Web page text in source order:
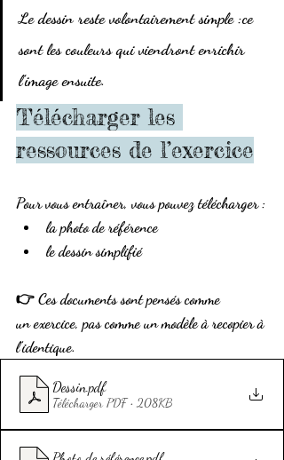
Le dessin reste volontairement simple :ce
sont les couleurs qui viendront enrichir
l’image ensuite.
Télécharger les
ressources de l’exercice
Pour vous entraîner, vous pouvez télécharger :
la photo de référence
le dessin simplifié
👉 Ces documents sont pensés comme
un exercice, pas comme un modèle à recopier à
l’identique.
Dessin .pdf
Télécharger PDF • 208KB